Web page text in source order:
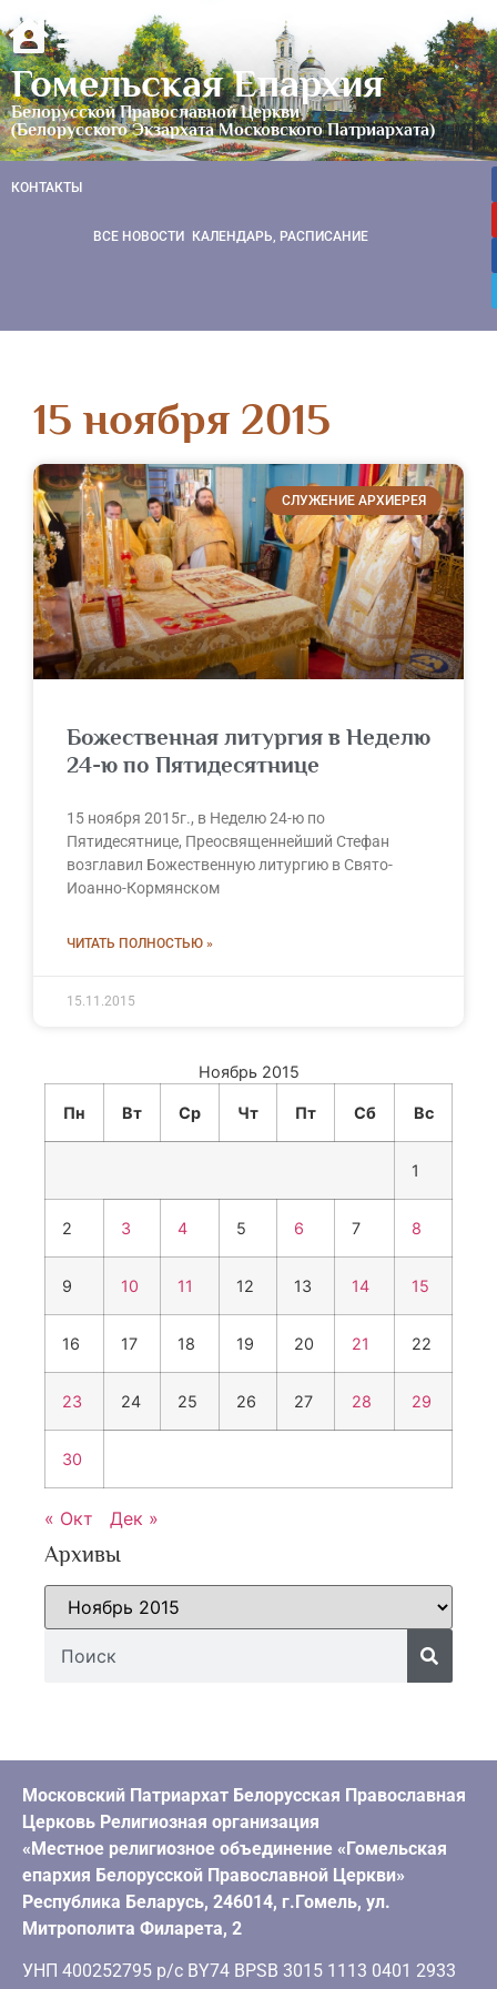
Гомельская Епархия
Белорусской Православной Церкви
(Белорусского Экзархата Московского Патриархата)
КОНТАКТЫ
ВСЕ НОВОСТИ КАЛЕНДАРЬ, РАСПИСАНИЕ
15 ноября 2015
СЛУЖЕНИЕ АРХИЕРЕЯ
Божественная литургия в Неделю
24-ю по Пятидесятнице
15 ноября 2015г., в Неделю 24-ю по
Пятидесятнице, Преосвященнейший Стефан
возглавил Божественную литургию в Свято-
Иоанно-Кормянском
ЧИТАТЬ ПОЛНОСТЬЮ »
15.11.2015
Ноябрь 2015
Пн Вт Ср Чт Пт Сб Вс
1
2 3 4 5 6 7 8
9 10 11 12 13 14 15
16 17 18 19 20 21 22
23 24 25 26 27 28 29
30
« Окт Дек »
Архивы
Московский Патриархат Белорусская Православная
Церковь Религиозная организация
«Местное религиозное объединение «Гомельская
епархия Белорусской Православной Церкви»
Республика Беларусь, 246014, г.Гомель, ул.
Митрополита Филарета, 2
УНП 400252795 р/с BY74 BPSB 3015 1113 0401 2933